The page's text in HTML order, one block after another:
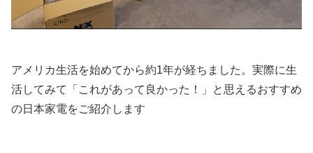
アメリカ生活を始めてから約1年が経ちました。実際に生
活してみて「これがあって良かった！」と思えるおすすめ
の日本家電をご紹介します